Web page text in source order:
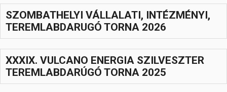
Gasztronómia
Szállás
Sport
SZOMBATHELYI VÁLLALATI, INTÉZMÉNYI,
TEREMLABDARUGÓ TORNA 2026
XXXIX. VULCANO ENERGIA SZILVESZTER
TEREMLABDARÚGÓ TORNA 2025